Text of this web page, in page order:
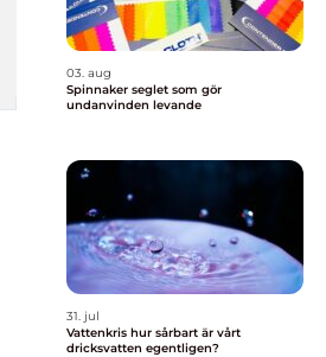
03. aug
Spinnaker seglet som gör
undanvinden levande
31. jul
Vattenkris hur sårbart är vårt
dricksvatten egentligen?